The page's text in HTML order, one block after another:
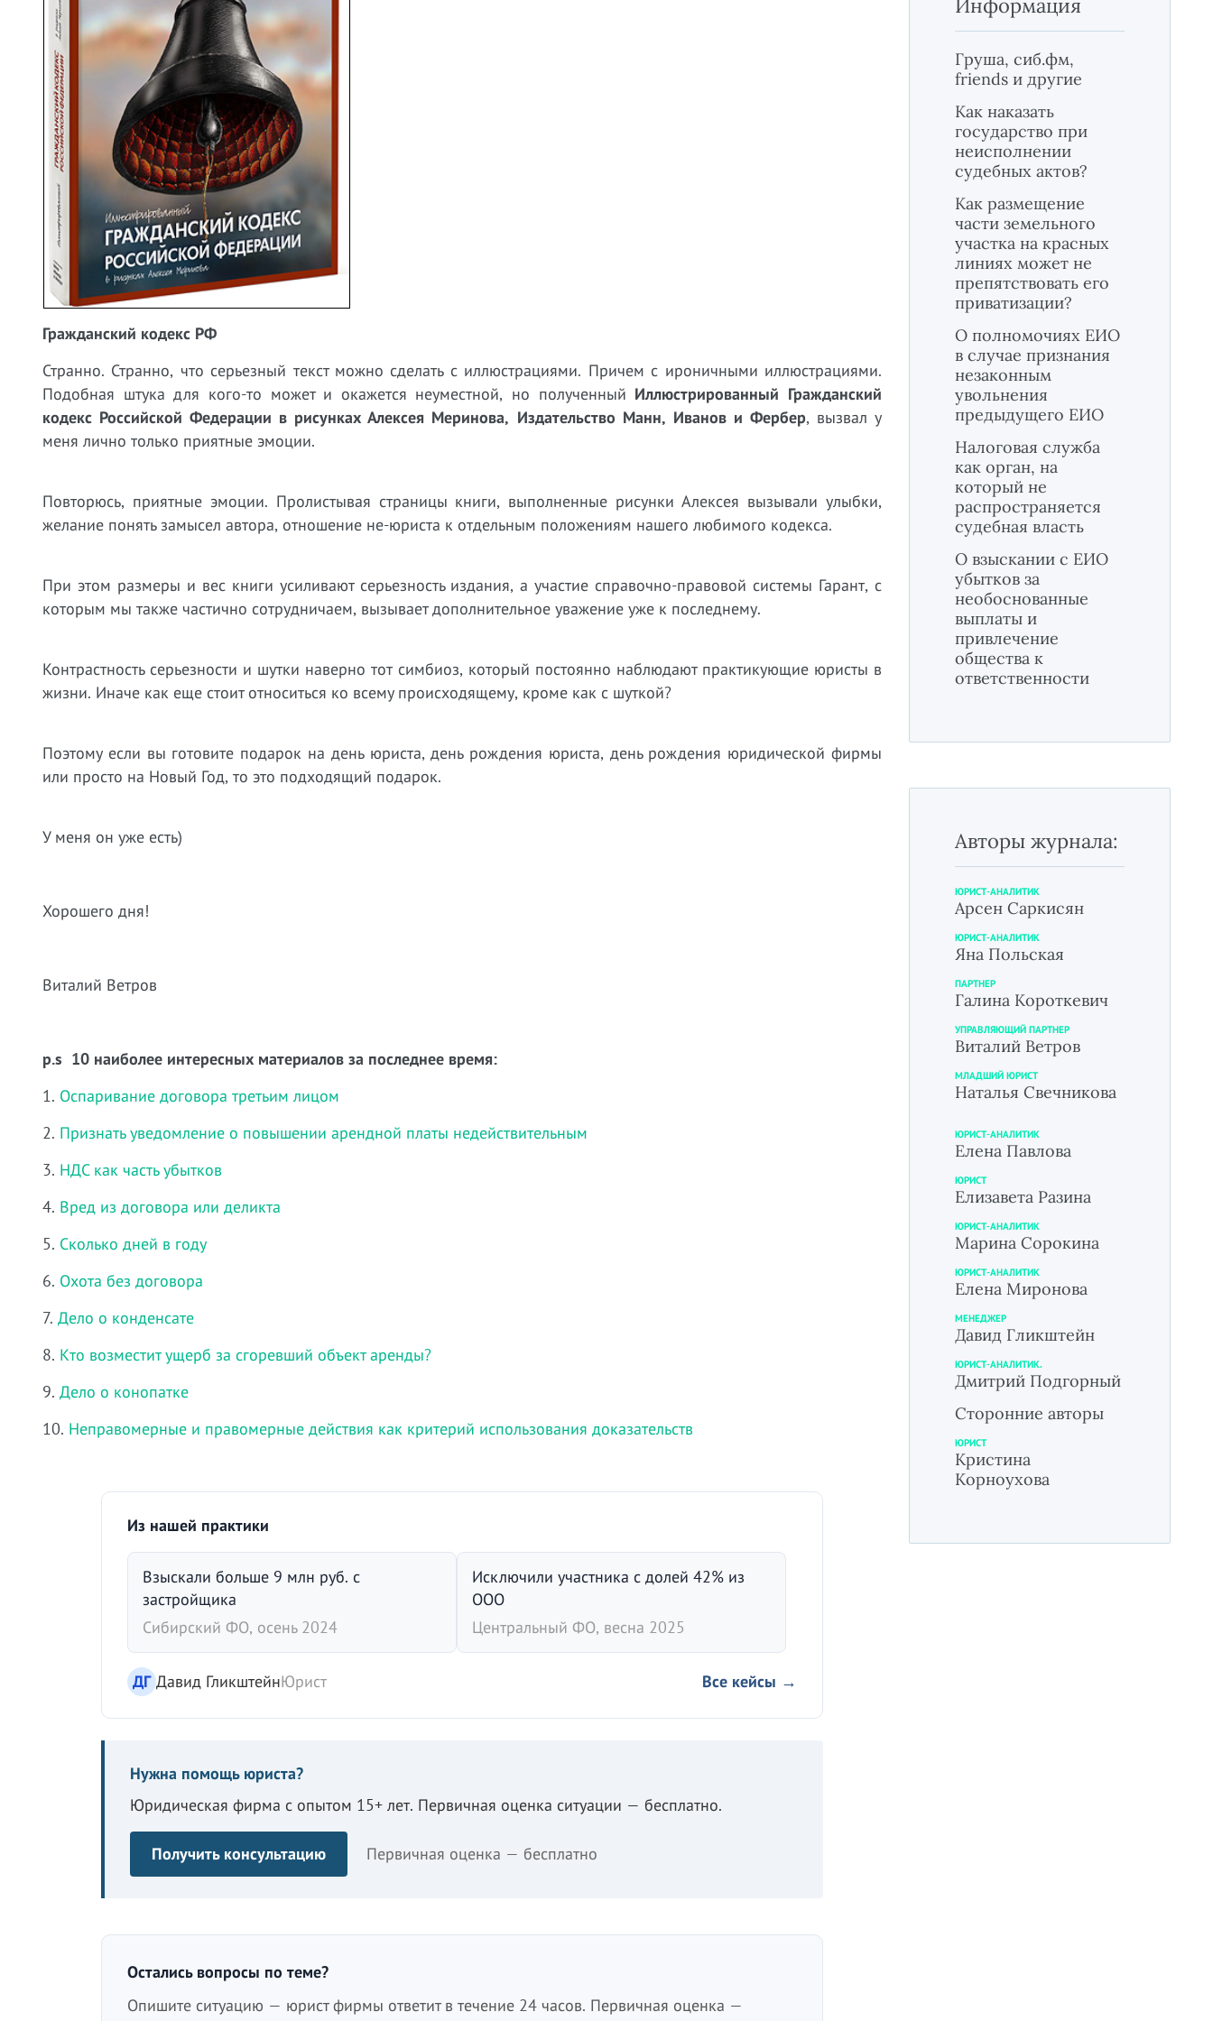
Гражданский кодекс РФ
Странно. Странно, что серьезный текст можно сделать с иллюстрациями. Причем с ироничными иллюстрациями.
Подобная штука для кого-то может и окажется неуместной, но полученный Иллюстрированный Гражданский
кодекс Российской Федерации в рисунках Алексея Меринова, Издательство Манн, Иванов и Фербер, вызвал у
меня лично только приятные эмоции.
Повторюсь, приятные эмоции. Пролистывая страницы книги, выполненные рисунки Алексея вызывали улыбки,
желание понять замысел автора, отношение не-юриста к отдельным положениям нашего любимого кодекса.
При этом размеры и вес книги усиливают серьезность издания, а участие справочно-правовой системы Гарант, с
которым мы также частично сотрудничаем, вызывает дополнительное уважение уже к последнему.
Контрастность серьезности и шутки наверно тот симбиоз, который постоянно наблюдают практикующие юристы в
жизни. Иначе как еще стоит относиться ко всему происходящему, кроме как с шуткой?
Поэтому если вы готовите подарок на день юриста, день рождения юриста, день рождения юридической фирмы
или просто на Новый Год, то это подходящий подарок.
У меня он уже есть)
Хорошего дня!
Виталий Ветров
p.s 10 наиболее интересных материалов за последнее время:
1. Оспаривание договора третьим лицом
2. Признать уведомление о повышении арендной платы недействительным
3. НДС как часть убытков
4. Вред из договора или деликта
5. Сколько дней в году
6. Охота без договора
7. Дело о конденсате
8. Кто возместит ущерб за сгоревший объект аренды?
9. Дело о конопатке
10. Неправомерные и правомерные действия как критерий использования доказательств
Из нашей практики
Взыскали больше 9 млн руб. с
застройщика
Сибирский ФО, осень 2024
Исключили участника с долей 42% из
ООО
Центральный ФО, весна 2025
ДГ Давид ГликштейнЮрист Все кейсы →
Нужна помощь юриста?
Юридическая фирма с опытом 15+ лет. Первичная оценка ситуации — бесплатно.
Получить консультацию Первичная оценка — бесплатно
Остались вопросы по теме?
Опишите ситуацию — юрист фирмы ответит в течение 24 часов. Первичная оценка —
Информация
Груша, сиб.фм,
friends и другие
Как наказать
государство при
неисполнении
судебных актов?
Как размещение
части земельного
участка на красных
линиях может не
препятствовать его
приватизации?
О полномочиях ЕИО
в случае признания
незаконным
увольнения
предыдущего ЕИО
Налоговая служба
как орган, на
который не
распространяется
судебная власть
О взыскании с ЕИО
убытков за
необоснованные
выплаты и
привлечение
общества к
ответственности
Авторы журнала:
ЮРИСТ-АНАЛИТИК
Арсен Саркисян
ЮРИСТ-АНАЛИТИК
Яна Польская
ПАРТНЕР
Галина Короткевич
УПРАВЛЯЮЩИЙ ПАРТНЕР
Виталий Ветров
МЛАДШИЙ ЮРИСТ
Наталья Свечникова
ЮРИСТ-АНАЛИТИК
Елена Павлова
ЮРИСТ
Елизавета Разина
ЮРИСТ-АНАЛИТИК
Марина Сорокина
ЮРИСТ-АНАЛИТИК
Елена Миронова
МЕНЕДЖЕР
Давид Гликштейн
ЮРИСТ-АНАЛИТИК.
Дмитрий Подгорный
Сторонние авторы
ЮРИСТ
Кристина
Корноухова